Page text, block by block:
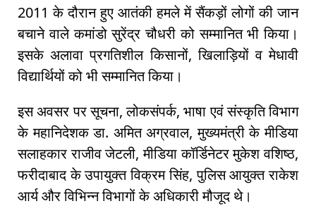
2011 के दौरान हुए आतंकी हमले में सैंकड़ों लोगों की जान
बचाने वाले कमांडो सुरेंद्र चौधरी को सम्मानित भी किया।
इसके अलावा प्रगतिशील किसानों, खिलाड़ियों व मेधावी
विद्यार्थियों को भी सम्मानित किया।
इस अवसर पर सूचना, लोकसंपर्क, भाषा एवं संस्कृति विभाग
के महानिदेशक डा. अमित अग्रवाल, मुख्यमंत्री के मीडिया
सलाहकार राजीव जेटली, मीडिया कॉर्डिनेटर मुकेश वशिष्ठ,
फरीदाबाद के उपायुक्त विक्रम सिंह, पुलिस आयुक्त राकेश
आर्य और विभिन्न विभागों के अधिकारी मौजूद थे।